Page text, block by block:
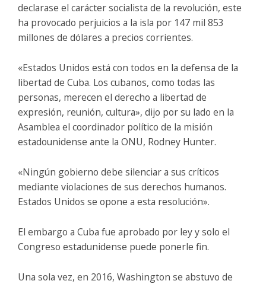
declarase el carácter socialista de la revolución, este
ha provocado perjuicios a la isla por 147 mil 853
millones de dólares a precios corrientes.
«Estados Unidos está con todos en la defensa de la
libertad de Cuba. Los cubanos, como todas las
personas, merecen el derecho a libertad de
expresión, reunión, cultura», dijo por su lado en la
Asamblea el coordinador político de la misión
estadounidense ante la ONU, Rodney Hunter.
«Ningún gobierno debe silenciar a sus críticos
mediante violaciones de sus derechos humanos.
Estados Unidos se opone a esta resolución».
El embargo a Cuba fue aprobado por ley y solo el
Congreso estadunidense puede ponerle fin.
Una sola vez, en 2016, Washington se abstuvo de